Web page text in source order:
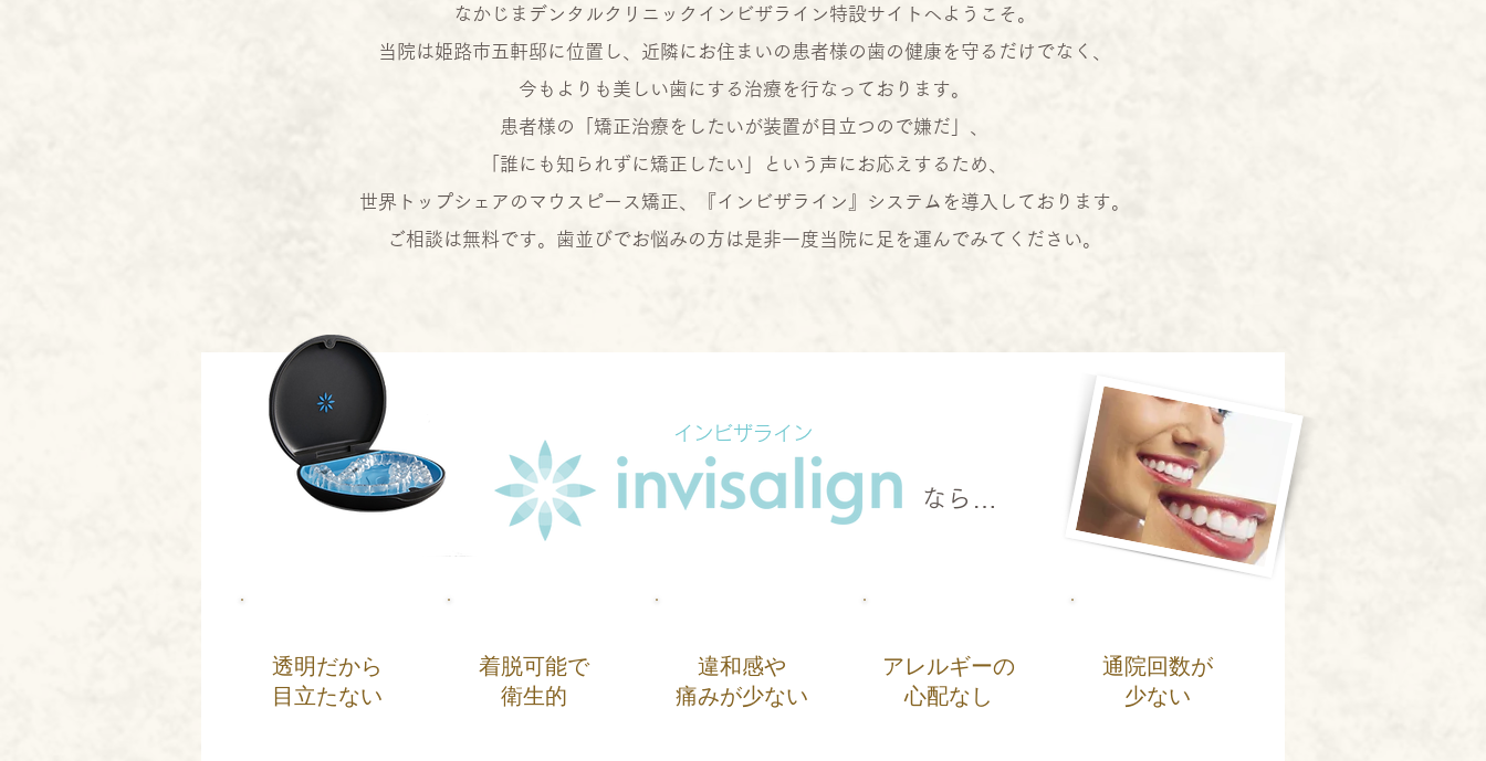
なかじまデンタルクリニックインビザライン特設サイトへようこそ。
当院は姫路市五軒邸に位置し、近隣にお住まいの患者様の歯の健康を守るだけでなく、
今もよりも美しい歯にする治療を行なっております。
患者様の「矯正治療をしたいが装置が目立つので嫌だ」、
「誰にも知られずに矯正したい」
という声にお応えするため、
世界トップシェアのマウスピース矯正、『インビザライン』システムを導入しております。
​ご相談は無料です。歯並びでお悩みの方は是非一度当院に足を運んでみてください。
インビザライン
なら…
透明だから
目立たない
着脱可能で
衛生的
違和感や
痛みが少ない
アレルギーの
心配なし
通院回数が
​少ない